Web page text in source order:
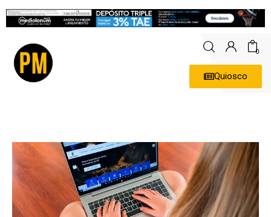
0
Quiosco
Economía
Empresas
Entrevistas